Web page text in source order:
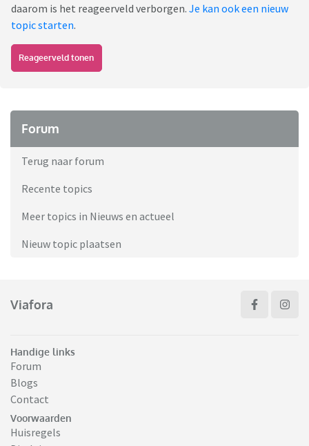
daarom is het reageerveld verborgen. Je kan ook een nieuw
topic starten.
Reageerveld tonen
Forum
Terug naar forum
Recente topics
Meer topics in Nieuws en actueel
Nieuw topic plaatsen
Viafora
Handige links
Forum
Blogs
Contact
Voorwaarden
Huisregels